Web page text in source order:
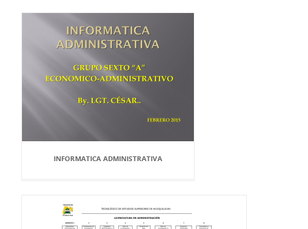
INFORMATICA ADMINISTRATIVA